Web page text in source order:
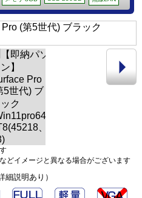
どイメージと異なる場合がございます
細説明あり）